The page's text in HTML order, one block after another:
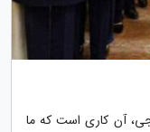
آن کاری است که ما